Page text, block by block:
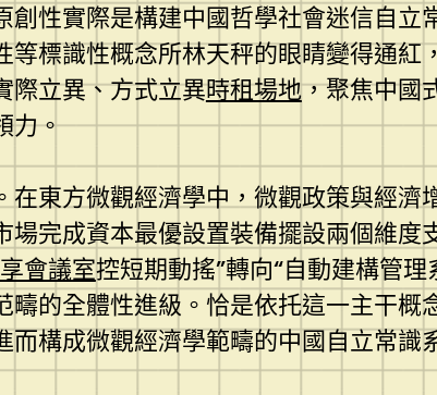
創性實際是構建中國哲學社會迷信自立
等標識性概念所林天秤的眼睛變得通
際立異、方式立異時租場地，聚焦中國
力。
在東方微觀經濟學中，微觀政策與經
完成資本最優設置裝備擺設兩個維
會議室控短期動搖”轉向“自動建構管
疇的全體性進級。恰是依托這一主干
而構成微觀經濟學範疇的中國自立常識